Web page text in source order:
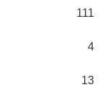
111
4
13